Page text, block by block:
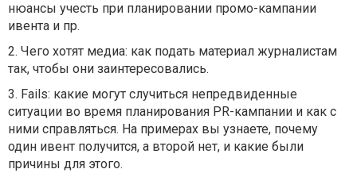
нюансы учесть при планировании промо-кампании
ивента и пр.
2. Чего хотят медиа: как подать материал журналистам
так, чтобы они заинтересовались.
3. Fails: какие могут случиться непредвиденные
ситуации во время планирования PR-кампании и как с
ними справляться. На примерах вы узнаете, почему
один ивент получится, а второй нет, и какие были
причины для этого.